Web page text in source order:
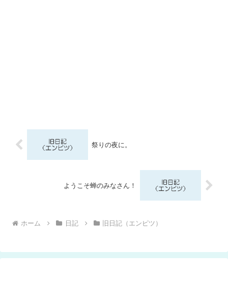
祭りの夜に。
ようこそ蝉のみなさん！
ホーム 日記 旧日記（エンピツ）